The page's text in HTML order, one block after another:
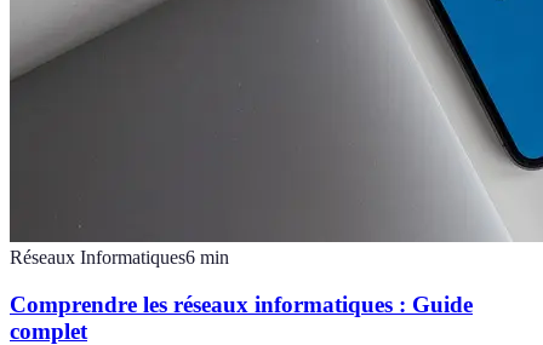
Réseaux Informatiques6 min
Comprendre les réseaux informatiques : Guide
complet